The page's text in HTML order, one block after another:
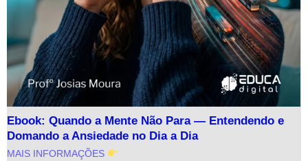
Ebook: Quando a Mente Não Para — Entendendo e
Domando a Ansiedade no Dia a Dia
MAIS INFORMAÇÕES